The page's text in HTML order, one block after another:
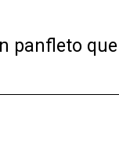
panfleto